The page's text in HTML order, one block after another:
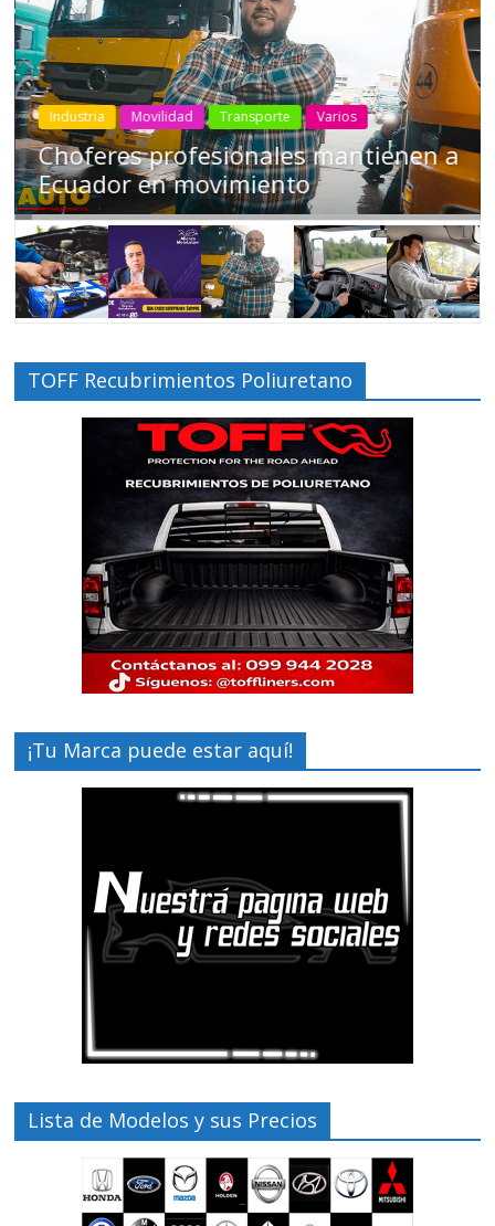
Industria Movilidad Transporte Varios
Choferes profesionales mantienen a
Ecuador en movimiento
TOFF Recubrimientos Poliuretano
¡Tu Marca puede estar aquí!
Lista de Modelos y sus Precios